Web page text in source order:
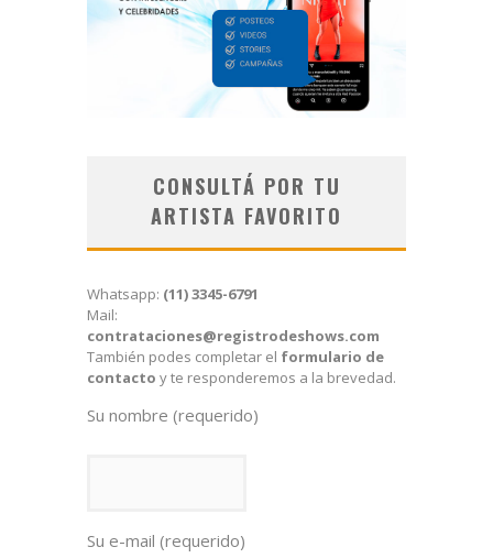
CONSULTÁ POR TU
ARTISTA FAVORITO
Whatsapp: (11) 3345-6791
Mail:
contrataciones@registrodeshows.com
También podes completar el formulario de
contacto y te responderemos a la brevedad.
Su nombre (requerido)
Su e-mail (requerido)